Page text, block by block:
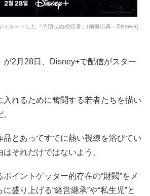
スタートした『予期せぬ相続者』(画像出典：Disney+)
が2月28日、Disney+で配信がスター
入れるために奮闘する若者たちを描い
品とあってすでに熱い視線を浴びてい
それだけではないよう。
イントゲッター的存在の“財閥”をメ
盛り上げる“経営継承”や“私生児”と